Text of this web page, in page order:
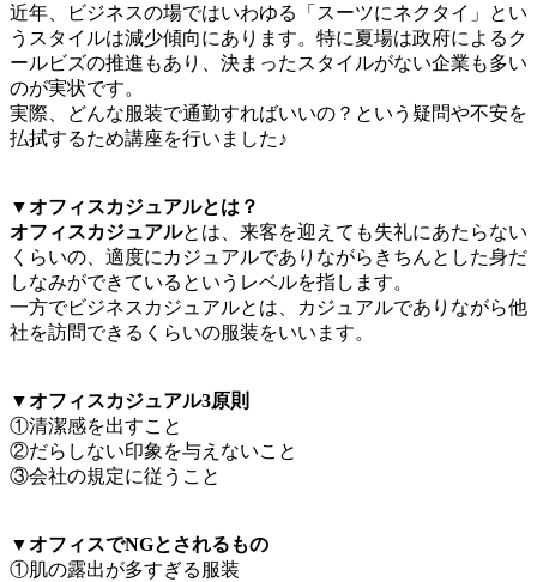
近年、ビジネスの場ではいわゆる「スーツにネクタイ」とい
うスタイルは減少傾向にあります。特に夏場は政府によるク
ールビズの推進もあり、決まったスタイルがない企業も多い
のが実状です。
実際、どんな服装で通勤すればいいの？という疑問や不安を
払拭するため講座を行いました♪
▼オフィスカジュアルとは？
オフィスカジュアルとは、来客を迎えても失礼にあたらない
くらいの、適度にカジュアルでありながらきちんとした身だ
しなみができているというレベルを指します。
一方でビジネスカジュアルとは、カジュアルでありながら他
社を訪問できるくらいの服装をいいます。
▼オフィスカジュアル3原則
①清潔感を出すこと
②だらしない印象を与えないこと
③会社の規定に従うこと
▼オフィスでNGとされるもの
①肌の露出が多すぎる服装